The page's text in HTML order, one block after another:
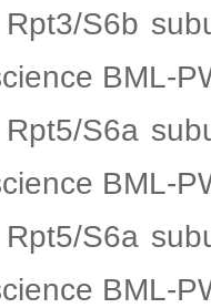
S6b
BML-
S6a
BML-
S6a
BML-